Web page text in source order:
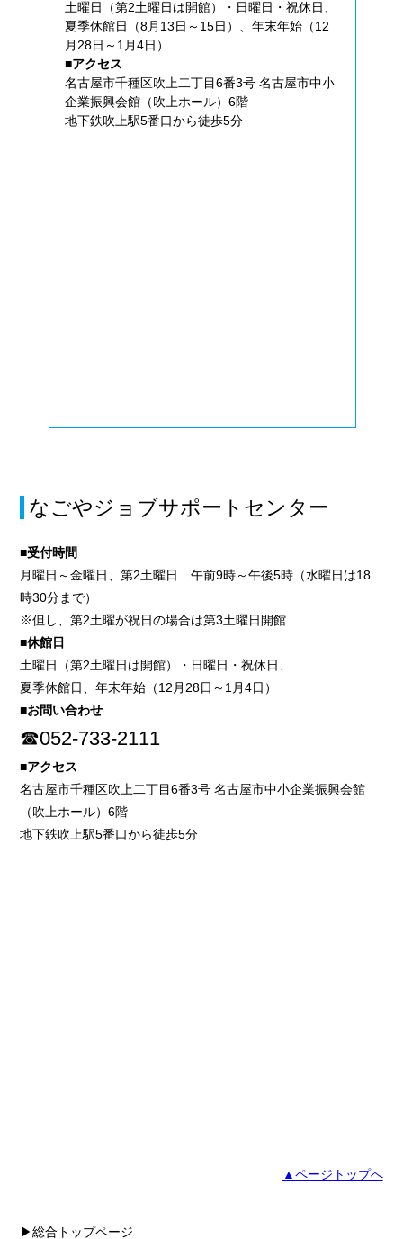
土曜日（第2土曜日は開館）・日曜日・祝休日、
夏季休館日（8月13日～15日）、年末年始（12
月28日～1月4日）
■アクセス
名古屋市千種区吹上二丁目6番3号 名古屋市中小
企業振興会館（吹上ホール）6階
地下鉄吹上駅5番口から徒歩5分
なごやジョブサポートセンター
■受付時間
月曜日～金曜日、第2土曜日 午前9時～午後5時（水曜日は18
時30分まで）
※但し、第2土曜が祝日の場合は第3土曜日開館
■休館日
土曜日（第2土曜日は開館）・日曜日・祝休日、
夏季休館日、年末年始（12月28日～1月4日）
■お問い合わせ
☎052-733-2111
■アクセス
名古屋市千種区吹上二丁目6番3号 名古屋市中小企業振興会館
（吹上ホール）6階
地下鉄吹上駅5番口から徒歩5分
▲ページトップへ
▶総合トップページ